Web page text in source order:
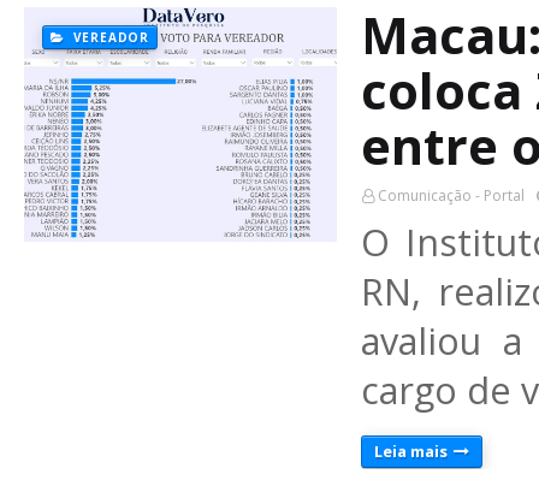
VEREADOR
coloca
entre
Comunicação - Portal
O
RN,
avaliou
cargo de
Leia mais